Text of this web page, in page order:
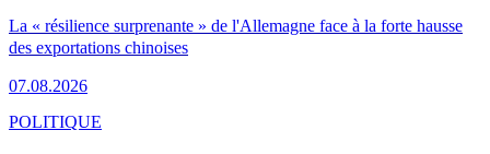
La « résilience surprenante » de l'Allemagne face à la forte hausse
des exportations chinoises
07.08.2026
POLITIQUE